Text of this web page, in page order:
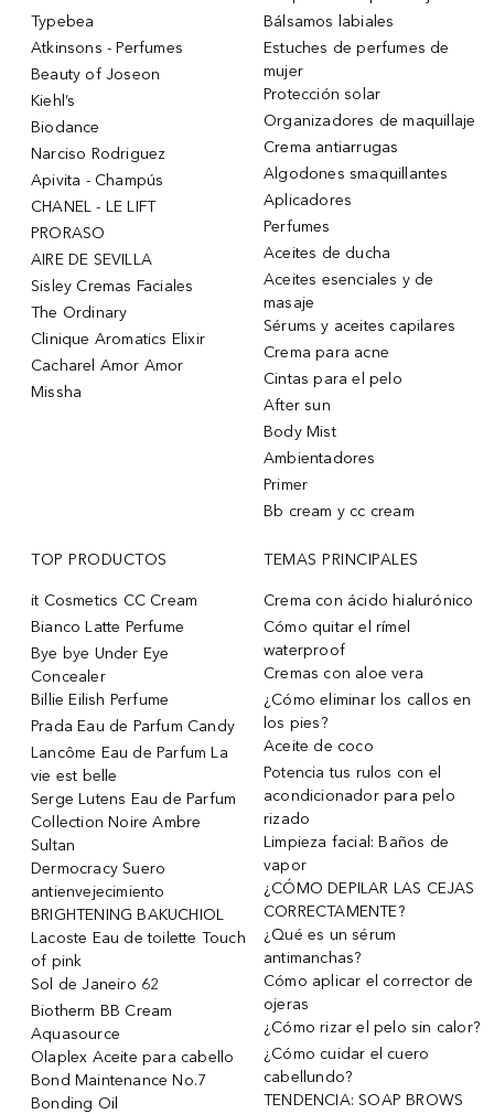
Typebea
Atkinsons - Perfumes
Beauty of Joseon
Kiehl’s
Biodance
Narciso Rodriguez
Apivita - Champús
CHANEL - LE LIFT
PRORASO
AIRE DE SEVILLA
Sisley Cremas Faciales
The Ordinary
Clinique Aromatics Elixir
Cacharel Amor Amor
Missha
Bálsamos labiales
Estuches de perfumes de
mujer
Protección solar
Organizadores de maquillaje
Crema antiarrugas
Algodones smaquillantes
Aplicadores
Perfumes
Aceites de ducha
Aceites esenciales y de
masaje
Sérums y aceites capilares
Crema para acne
Cintas para el pelo
After sun
Body Mist
Ambientadores
Primer
Bb cream y cc cream
TOP PRODUCTOS
it Cosmetics CC Cream
Bianco Latte Perfume
Bye bye Under Eye
Concealer
Billie Eilish Perfume
Prada Eau de Parfum Candy
Lancôme Eau de Parfum La
vie est belle
Serge Lutens Eau de Parfum
Collection Noire Ambre
Sultan
Dermocracy Suero
antienvejecimiento
BRIGHTENING BAKUCHIOL
Lacoste Eau de toilette Touch
of pink
Sol de Janeiro 62
Biotherm BB Cream
Aquasource
Olaplex Aceite para cabello
Bond Maintenance No.7
Bonding Oil
TEMAS PRINCIPALES
Crema con ácido hialurónico
Cómo quitar el rímel
waterproof
Cremas con aloe vera
¿Cómo eliminar los callos en
los pies?
Aceite de coco
Potencia tus rulos con el
acondicionador para pelo
rizado
Limpieza facial: Baños de
vapor
¿CÓMO DEPILAR LAS CEJAS
CORRECTAMENTE?
¿Qué es un sérum
antimanchas?
Cómo aplicar el corrector de
ojeras
¿Cómo rizar el pelo sin calor?
¿Cómo cuidar el cuero
cabellundo?
TENDENCIA: SOAP BROWS